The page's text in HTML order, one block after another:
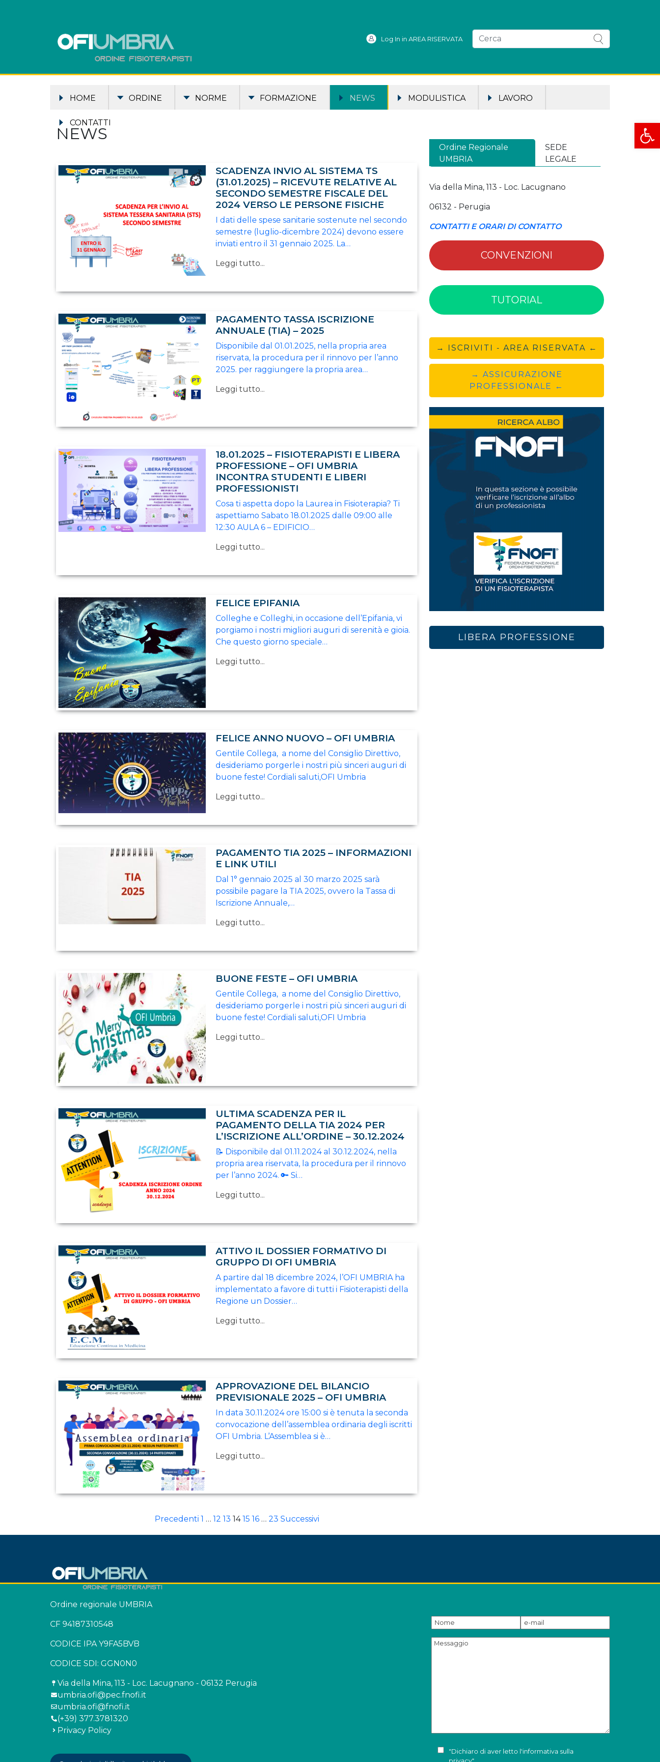
Apri
Log In in AREA RISERVATA
HOME ORDINE NORME FORMAZIONE NEWS MODULISTICA LAVORO
CONTATTI
NEWS
SCADENZA INVIO AL SISTEMA TS
(31.01.2025) – RICEVUTE RELATIVE AL
SECONDO SEMESTRE FISCALE DEL
2024 VERSO LE PERSONE FISICHE
I dati delle spese sanitarie sostenute nel secondo
semestre (luglio-dicembre 2024) devono essere
inviati entro il 31 gennaio 2025. La…
Leggi tutto...
PAGAMENTO TASSA ISCRIZIONE
ANNUALE (TIA) – 2025
Disponibile dal 01.01.2025, nella propria area
riservata, la procedura per il rinnovo per l’anno
2025. per raggiungere la propria area…
Leggi tutto...
18.01.2025 – FISIOTERAPISTI E LIBERA
PROFESSIONE – OFI UMBRIA
INCONTRA STUDENTI E LIBERI
PROFESSIONISTI
Cosa ti aspetta dopo la Laurea in Fisioterapia? Ti
aspettiamo Sabato 18.01.2025 dalle 09:00 alle
12:30 AULA 6 – EDIFICIO…
Leggi tutto...
FELICE EPIFANIA
Colleghe e Colleghi, in occasione dell’Epifania, vi
porgiamo i nostri migliori auguri di serenità e gioia.
Che questo giorno speciale…
Leggi tutto...
FELICE ANNO NUOVO – OFI UMBRIA
Gentile Collega, a nome del Consiglio Direttivo,
desideriamo porgerle i nostri più sinceri auguri di
buone feste! Cordiali saluti,OFI Umbria
Leggi tutto...
PAGAMENTO TIA 2025 – INFORMAZIONI
E LINK UTILI
Dal 1° gennaio 2025 al 30 marzo 2025 sarà
possibile pagare la TIA 2025, ovvero la Tassa di
Iscrizione Annuale,…
Leggi tutto...
BUONE FESTE – OFI UMBRIA
Gentile Collega, a nome del Consiglio Direttivo,
desideriamo porgerle i nostri più sinceri auguri di
buone feste! Cordiali saluti,OFI Umbria
Leggi tutto...
ULTIMA SCADENZA PER IL
PAGAMENTO DELLA TIA 2024 PER
L’ISCRIZIONE ALL’ORDINE – 30.12.2024
📝 Disponibile dal 01.11.2024 al 30.12.2024, nella
propria area riservata, la procedura per il rinnovo
per l’anno 2024. 🔑 Si…
Leggi tutto...
ATTIVO IL DOSSIER FORMATIVO DI
GRUPPO DI OFI UMBRIA
A partire dal 18 dicembre 2024, l’OFI UMBRIA ha
implementato a favore di tutti i Fisioterapisti della
Regione un Dossier…
Leggi tutto...
APPROVAZIONE DEL BILANCIO
PREVISIONALE 2025 – OFI UMBRIA
In data 30.11.2024 ore 15:00 si è tenuta la seconda
convocazione dell’assemblea ordinaria degli iscritti
OFI Umbria. L’Assemblea si è…
Leggi tutto...
PAGINAZIONE
DEGLI
Precedenti 1 … 12 13 14 15 16 … 23 Successivi
Ordine Regionale
UMBRIA
SEDE
LEGALE
Via della Mina, 113 - Loc. Lacugnano
06132 - Perugia
CONTATTI E ORARI DI CONTATTO
CONVENZIONI
TUTORIAL
→ ISCRIVITI - AREA RISERVATA ←
→ ASSICURAZIONE
PROFESSIONALE ←
LIBERA PROFESSIONE
Ordine regionale UMBRIA
CF 94187310548
CODICE IPA Y9FA5BVB
CODICE SDI: GGN0N0
Via della Mina, 113 - Loc. Lacugnano - 06132 Perugia
umbria.ofi@pec.fnofi.it
umbria.ofi@fnofi.it
(+39) 377.3781320
Privacy Policy
"Dichiaro di aver letto l'informativa sulla